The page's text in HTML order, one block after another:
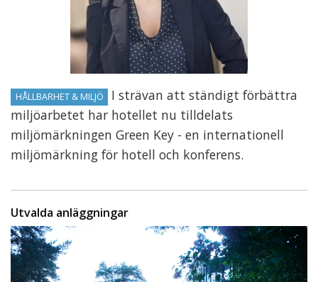
HÅLLBARHET & MILJÖ
I strävan att ständigt förbättra
miljöarbetet har hotellet nu tilldelats
miljömärkningen Green Key - en internationell
miljömärkning för hotell och konferens.
Utvalda anläggningar